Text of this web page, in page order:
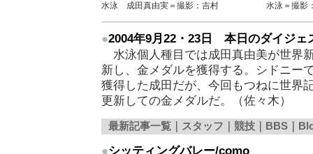
水泳 成田真由実＝撮影：吉村 水泳＝撮影
●2004年9月22・23日 本日のダイジェ
水泳個人種目では成田真由美が世界
新し、金メダルを獲得する。シドニー
獲得した成田だが、今回もつねに世界
更新しての金メダルだ。（佐々木）
最新記事一覧｜ スタッフ 競技｜ BBS｜
●シッティングバレー/como